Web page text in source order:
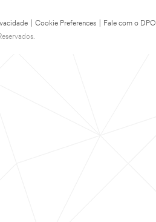
Cookie Preferences
Fale com o DPO